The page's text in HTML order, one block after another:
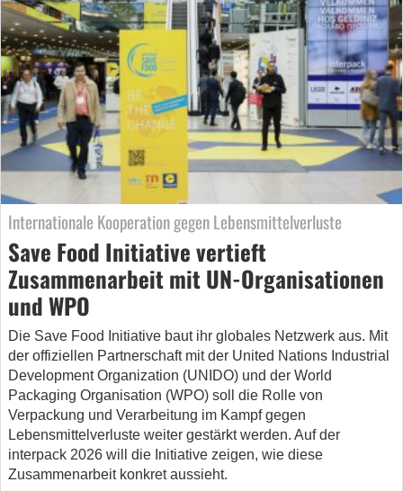
Internationale Kooperation gegen Lebensmittelverluste
Save Food Initiative vertieft
Zusammenarbeit mit UN-Organisationen
und WPO
Die Save Food Initiative baut ihr globales Netzwerk aus. Mit
der offiziellen Partnerschaft mit der United Nations Industrial
Development Organization (UNIDO) und der World
Packaging Organisation (WPO) soll die Rolle von
Verpackung und Verarbeitung im Kampf gegen
Lebensmittelverluste weiter gestärkt werden. Auf der
interpack 2026 will die Initiative zeigen, wie diese
Zusammenarbeit konkret aussieht.